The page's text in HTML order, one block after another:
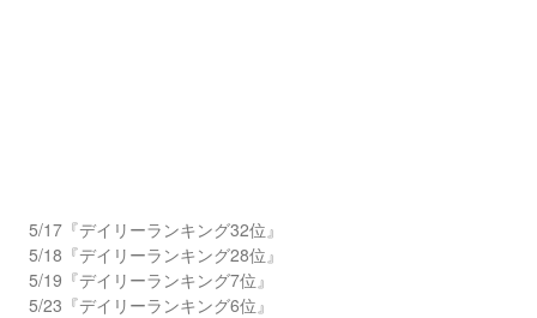
5/17『デイリーランキング32位』
5/18『デイリーランキング28位』
5/19『デイリーランキング7位』
5/23『デイリーランキング6位』